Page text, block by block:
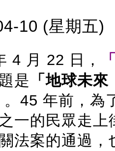
10 (星期五)
4 月 22 日，
是 「地球未
。45 年前，為
一的民眾走
法案的通過